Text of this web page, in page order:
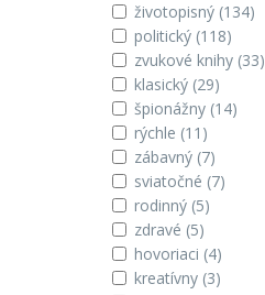
životopisný (134)
politický (118)
zvukové knihy (33)
klasický (29)
špionážny (14)
rýchle (11)
zábavný (7)
sviatočné (7)
rodinný (5)
zdravé (5)
hovoriaci (4)
kreatívny (3)